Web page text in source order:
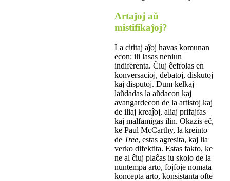
Artaĵoj aŭ
mistifikaĵoj?
La cititaj aĵoj havas komunan
econ: ili lasas neniun
indiferenta. Ĉiuj ĉefrolas en
konversacioj, debatoj, diskutoj
kaj disputoj. Dum kelkaj
laŭdadas la aŭdacon kaj
avangardecon de la artistoj kaj
de iliaj kreaĵoj, aliaj prifajfas
kaj malfamigas ilin. Okazis eĉ,
ke Paul McCarthy, la kreinto
de Tree, estas agresita, kaj lia
verko difektita. Estas fakto, ke
ne al ĉiuj plaĉas iu skolo de la
nuntempa arto, fojfoje nomata
koncepta arto, konsistanta ofte